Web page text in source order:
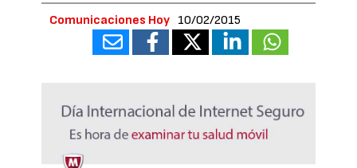
Comunicaciones Hoy 10/02/2015